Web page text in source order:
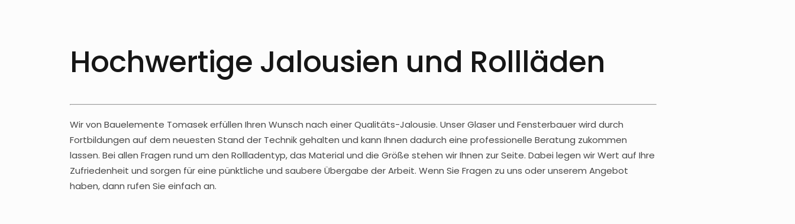
Hochwertige Jalousien und Rollläden
Wir von Bauelemente Tomasek erfüllen Ihren Wunsch nach einer Qualitäts-Jalousie. Unser Glaser und Fensterbauer wird durch
Fortbildungen auf dem neuesten Stand der Technik gehalten und kann Ihnen dadurch eine professionelle Beratung zukommen
lassen. Bei allen Fragen rund um den Rollladentyp, das Material und die Größe stehen wir Ihnen zur Seite. Dabei legen wir Wert auf Ihre
Zufriedenheit und sorgen für eine pünktliche und saubere Übergabe der Arbeit. Wenn Sie Fragen zu uns oder unserem Angebot
haben, dann rufen Sie einfach an.